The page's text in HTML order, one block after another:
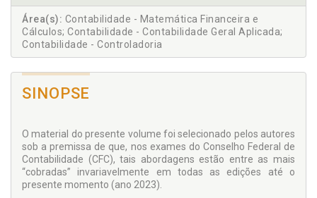
Área(s): Contabilidade - Matemática Financeira e
Cálculos; Contabilidade - Contabilidade Geral Aplicada;
Contabilidade - Controladoria
SINOPSE
O material do presente volume foi selecionado pelos autores
sob a premissa de que, nos exames do Conselho Federal de
Contabilidade (CFC), tais abordagens estão entre as mais
“cobradas” invariavelmente em todas as edições até o
presente momento (ano 2023).